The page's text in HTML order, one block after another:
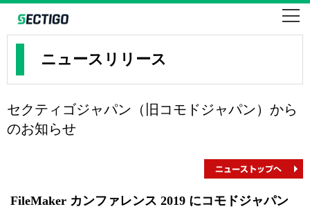
SSLならセクティゴ・コモドのEV・企業・ドメイン認証
ニュースリリース
セクティゴジャパン（旧コモドジャパン）から
のお知らせ
FileMaker カンファレンス 2019 にコモドジャパン